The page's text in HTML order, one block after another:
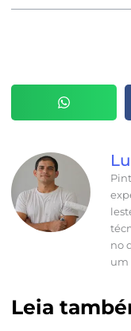
no
um
Leia